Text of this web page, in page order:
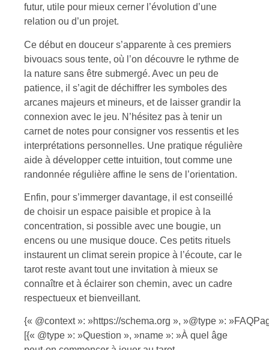
futur, utile pour mieux cerner l’évolution d’une
relation ou d’un projet.
Ce début en douceur s’apparente à ces premiers
bivouacs sous tente, où l’on découvre le rythme de
la nature sans être submergé. Avec un peu de
patience, il s’agit de déchiffrer les symboles des
arcanes majeurs et mineurs, et de laisser grandir la
connexion avec le jeu. N’hésitez pas à tenir un
carnet de notes pour consigner vos ressentis et les
interprétations personnelles. Une pratique régulière
aide à développer cette intuition, tout comme une
randonnée régulière affine le sens de l’orientation.
Enfin, pour s’immerger davantage, il est conseillé
de choisir un espace paisible et propice à la
concentration, si possible avec une bougie, un
encens ou une musique douce. Ces petits rituels
instaurent un climat serein propice à l’écoute, car le
tarot reste avant tout une invitation à mieux se
connaître et à éclairer son chemin, avec un cadre
respectueux et bienveillant.
{« @context »: »https://schema.org », »@type »:
[{« @type »: »Question », »name »: »À quel âge